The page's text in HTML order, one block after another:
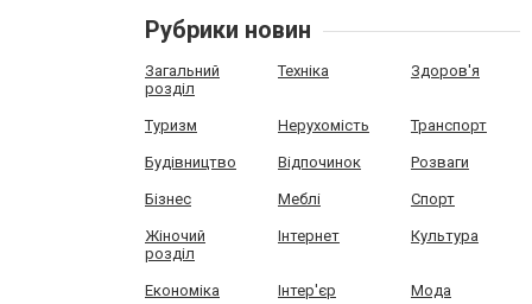
Рубрики новин
Загальний
розділ
Техніка Здоров'я
Туризм Нерухомість Транспорт
Будівництво Відпочинок Розваги
Бізнес Меблі Спорт
Жіночий
розділ
Інтернет Культура
Економіка Інтер'єр Мода